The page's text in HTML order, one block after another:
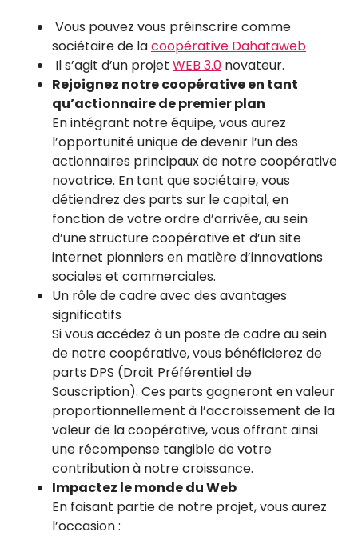
Vous pouvez vous préinscrire comme
sociétaire de lacoopérative Dahataweb
Il s’agit d’un projet WEB 3.0 novateur.
Rejoignez notre coopérative en tant
qu’actionnaire de premier plan
En intégrant notre équipe, vous aurez
l’opportunité unique de devenir l’un des
actionnaires principaux de notre coopérative
novatrice. En tant que sociétaire, vous
détiendrez des parts sur le capital, en
fonction de votre ordre d’arrivée, au sein
d’une structure coopérative et d’un site
internet pionniers en matière d’innovations
sociales et commerciales.
Un rôle de cadre avec des avantages
significatifs
Si vous accédez à un poste de cadre au sein
de notre coopérative, vous bénéficierez de
parts DPS (Droit Préférentiel de
Souscription). Ces parts gagneront en valeur
proportionnellement à l’accroissement de la
valeur de la coopérative, vous offrant ainsi
une récompense tangible de votre
contribution à notre croissance.
Impactez le monde du Web
En faisant partie de notre projet, vous aurez
l’occasion :